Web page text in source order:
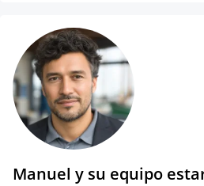
Manuel y su equipo